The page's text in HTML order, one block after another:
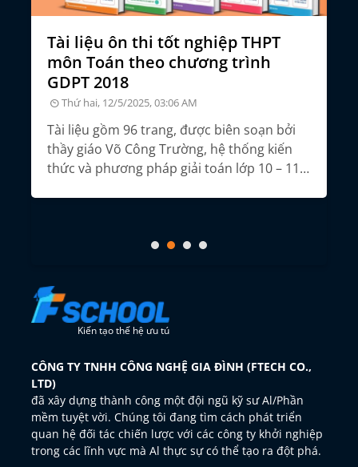
Tài liệu ôn thi tốt nghiệp THPT
môn Toán theo chương trình
GDPT 2018
Thứ hai, 12/5/2025, 03:06 AM
Tài liệu gồm 96 trang, được biên soạn bởi
thầy giáo Võ Công Trường, hệ thống kiến
thức và phương pháp giải toán lớp 10 – 11 –
Kiến tạo thế hệ ưu tú
CÔNG TY TNHH CÔNG NGHỆ GIA ĐÌNH (FTECH CO.,
LTD)
đã xây dựng thành công một đội ngũ kỹ sư Al/Phần
mềm tuyệt vời. Chúng tôi đang tìm cách phát triển
quan hệ đối tác chiến lược với các công ty khởi nghiệp
trong các lĩnh vực mà Al thực sự có thể tạo ra đột phá.